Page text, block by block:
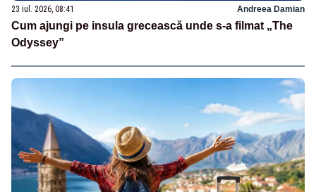
23 iul. 2026, 08:41 Andreea Damian
Cum ajungi pe insula grecească unde s-a filmat „The
Odyssey”